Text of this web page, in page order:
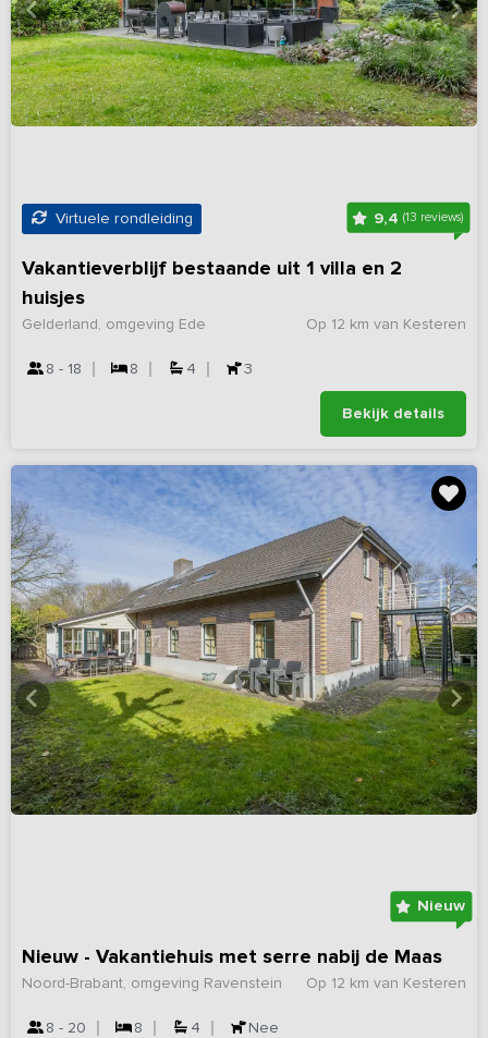
Virtuele rondleiding 9,4(13 reviews)
Vakantieverblijf bestaande uit 1 villa en 2
huisjes
Op 12 km van Kesteren
Gelderland, omgeving Ede
8 - 18 8 4 3
Bekijk details
Nieuw
Nieuw - Vakantiehuis met serre nabij de Maas
Op 12 km van Kesteren
Noord-Brabant, omgeving Ravenstein
8 - 20 8 4 Nee